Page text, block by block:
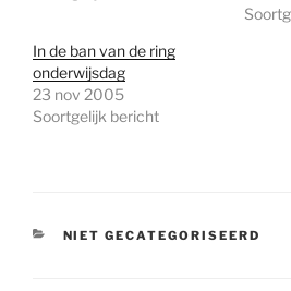
In de ban van de ring
onderwijsdag
23 nov 2005
Soortgelijk bericht
CATEGORIEËN
NIET GECATEGORISEERD